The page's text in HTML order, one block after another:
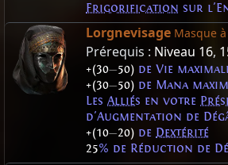
Frigorification sur
Lorgnevisage Masque
Prérequis : Niveau 16,
+(30—50) de Vie
+(30—50) de Mana
Les Alliés en votre
d'Augmentation de
+(10—20) de Dextérité
25% de Réduction de